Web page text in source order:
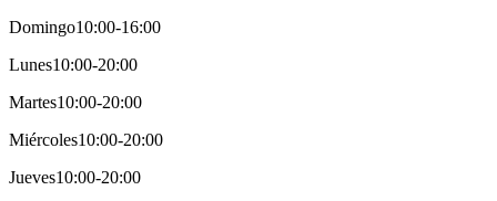
Domingo10:00-16:00
Lunes10:00-20:00
Martes10:00-20:00
Miércoles10:00-20:00
Jueves10:00-20:00